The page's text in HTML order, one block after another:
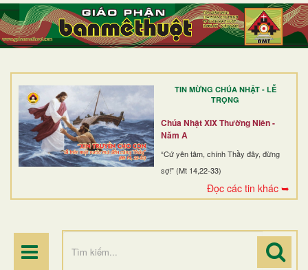
TIN MỪNG CHÚA NHẬT - LỄ
TRỌNG
Chúa Nhật XIX Thường Niên -
Năm A
“Cứ yên tâm, chính Thầy đây, đừng
sợ!” (Mt 14,22-33)
Đọc các tin khác ➥
TRANG NHẤT
GIỚI THIỆU
DÒNG TU
BAN MỤC VỤ
ĐOÀN THỂ CG
ĐIỂM HÀNH HƯƠNG